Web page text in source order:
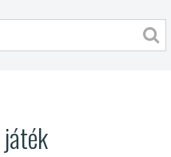
játék